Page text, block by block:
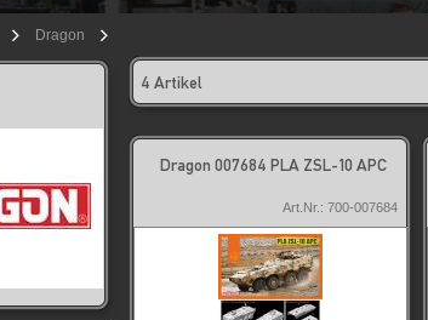
Dragon
4 Artikel
Dragon 007684 PLA ZSL-10 APC
Art.Nr.: 700-007684